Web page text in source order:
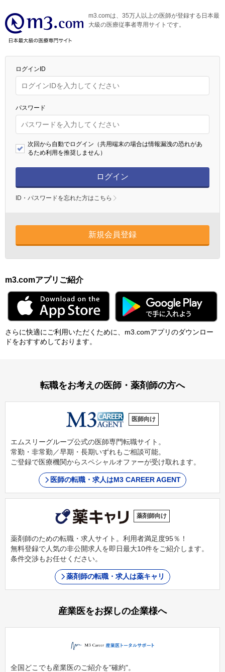
m3.comは、35万人以上の医師が登録する日本最
大級の医療従事者専用サイトです。
ログインID
パスワード
次回から自動でログイン（共用端末の場合は情報漏洩の恐れがあ
るため利用を推奨しません）
ログイン
ID・パスワードを忘れた方はこちら
新規会員登録
m3.comアプリご紹介
さらに快適にご利⽤いただくために、m3.comアプリのダウンロー
ドをおすすめしております。
転職をお考えの医師・薬剤師の方へ
医師向け
エムスリーグループ公式の医師専門転職サイト。
常勤・非常勤／早期・長期いずれもご相談可能。
ご登録で医療機関からスペシャルオファーが受け取れます。
医師の転職・求人はM3 CAREER AGENT
薬剤師向け
薬剤師のための転職・求人サイト。利用者満足度95％！
無料登録で人気の非公開求人を即日最大10件をご紹介します。
条件交渉もお任せください。
薬剤師の転職・求人は薬キャリ
産業医をお探しの企業様へ
全国どこでも産業医のご紹介を"確約"。